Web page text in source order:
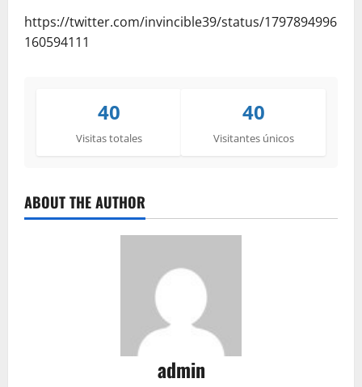
https://twitter.com/invincible39/status/1797894996
160594111
40
Visitas totales
40
Visitantes únicos
ABOUT THE AUTHOR
admin